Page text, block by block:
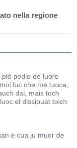
nella regione
pedlo de luoro
luc che me tuoca,
dai, mais toch
el dissipuat toich
e cua ju muor de